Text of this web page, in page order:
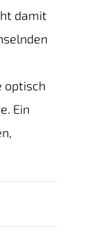
damit
optisch
Ein